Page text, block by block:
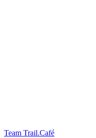
Team Trail.Café